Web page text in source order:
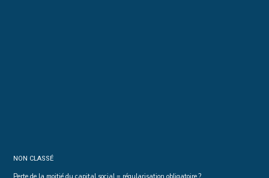
NON CLASSÉ